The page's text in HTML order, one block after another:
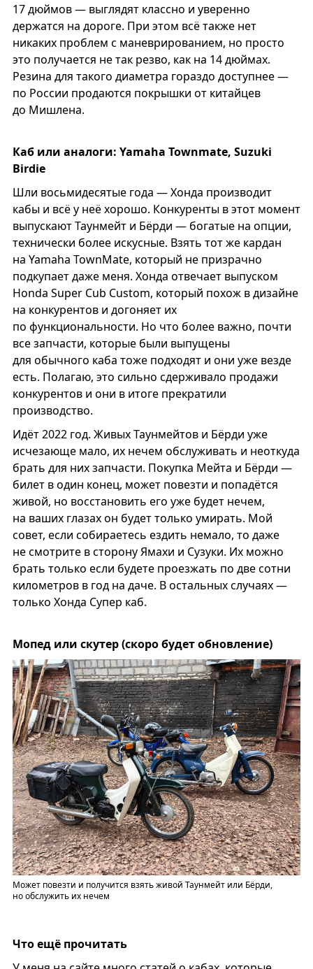
17 дюймов — выглядят классно и уверенно
держатся на дороге. При этом всё также нет
никаких проблем с маневрированием, но просто
это получается не так резво, как на 14 дюймах.
Резина для такого диаметра гораздо доступнее —
по России продаются покрышки от китайцев
до Мишлена.
Каб или аналоги: Yamaha Townmate, Suzuki
Birdie
Шли восьмидесятые года — Хонда производит
кабы и всё у неё хорошо. Конкуренты в этот момент
выпускают Таунмейт и Бёрди — богатые на опции,
технически более искусные. Взять тот же кардан
на Yamaha TownMate, который не призрачно
подкупает даже меня. Хонда отвечает выпуском
Honda Super Cub Custom, который похож в дизайне
на конкурентов и догоняет их
по функциональности. Но что более важно, почти
все запчасти, которые были выпущены
для обычного каба тоже подходят и они уже везде
есть. Полагаю, это сильно сдерживало продажи
конкурентов и они в итоге прекратили
производство.
Идёт 2022 год. Живых Таунмейтов и Бёрди уже
исчезающе мало, их нечем обслуживать и неоткуда
брать для них запчасти. Покупка Мейта и Бёрди —
билет в один конец, может повезти и попадётся
живой, но восстановить его уже будет нечем,
на ваших глазах он будет только умирать. Мой
совет, если собираетесь ездить немало, то даже
не смотрите в сторону Ямахи и Сузуки. Их можно
брать только если будете проезжать по две сотни
километров в год на даче. В остальных случаях —
только Хонда Супер каб.
Мопед или скутер (скоро будет обновление)
Может повезти и получится взять живой Таунмейт или Бёрди,
но обслужить их нечем
Что ещё прочитать